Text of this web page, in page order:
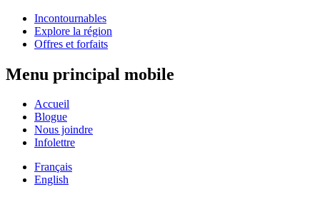
Incontournables
Explore la région
Offres et forfaits
Menu principal mobile
Accueil
Blogue
Nous joindre
Infolettre
Français
English